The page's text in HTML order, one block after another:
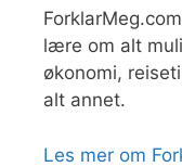
lære om alt
økonomi,
alt annet.
Les mer om